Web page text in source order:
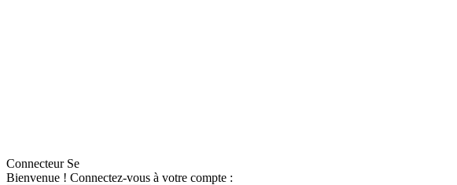
Connecteur Se
Bienvenue ! Connectez-vous à votre compte :